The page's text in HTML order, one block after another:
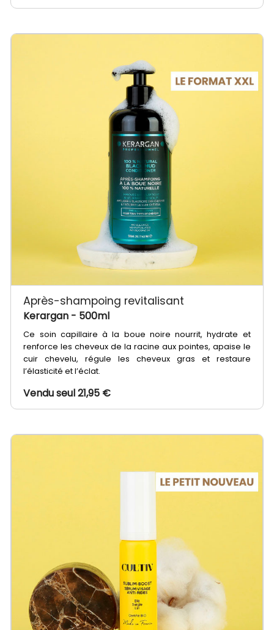
Après-shampoing revitalisant
Kerargan - 500ml
Ce soin capillaire à la boue noire nourrit, hydrate et
renforce les cheveux de la racine aux pointes, apaise le
cuir chevelu, régule les cheveux gras et restaure
l’élasticité et l’éclat.
Vendu seul 21,95 €